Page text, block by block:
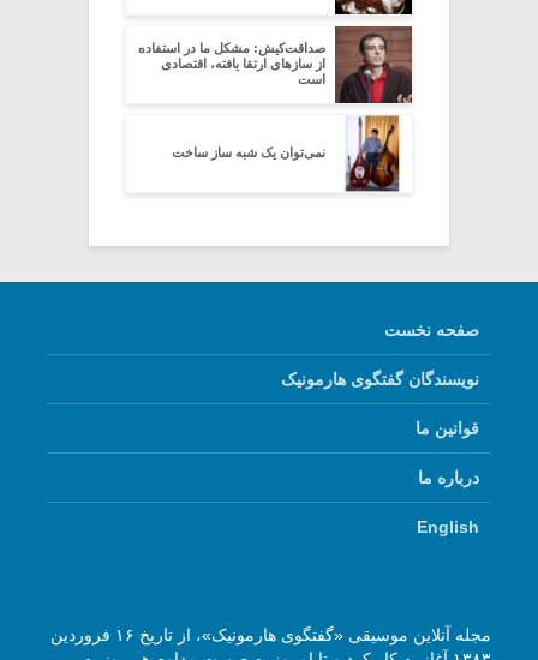
صداقت‌کیش: مشکل ما در استفاده
از سازهای ارتقا یافته، اقتصادی
است
نمی‌توان یک شبه ساز ساخت
صفحه نخست
نویسندگان گفتگوی هارمونیک
قوانین ما
درباره ما
English
مجله آنلاین موسیقی «گفتگوی هارمونیک»، از تاریخ ۱۶ فروردین